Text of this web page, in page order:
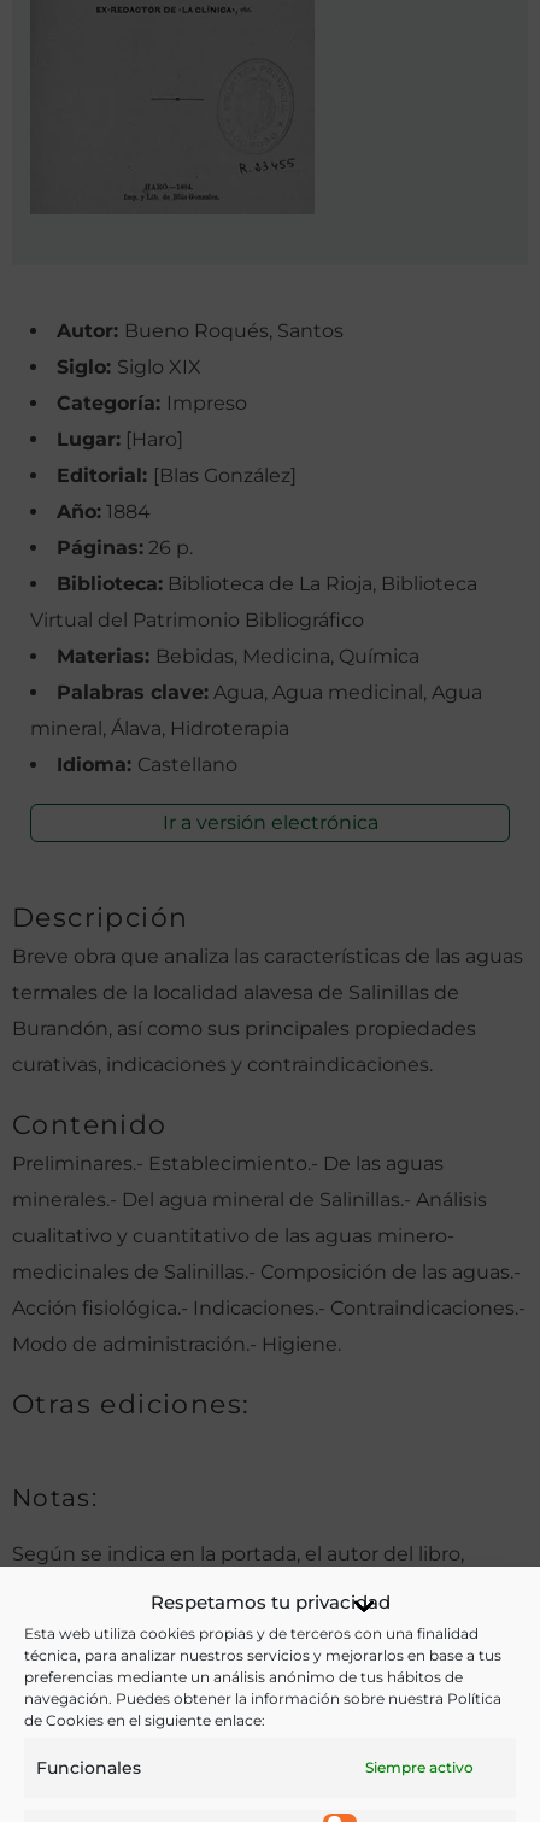
Respetamos tu privacidad
Esta web utiliza cookies propias y de terceros con una finalidad
técnica, para analizar nuestros servicios y mejorarlos en base a tus
preferencias mediante un análisis anónimo de tus hábitos de
navegación. Puedes obtener la información sobre nuestra Política
de Cookies en el siguiente enlace:
Funcionales Siempre activo
Autor: Bueno Roqués, Santos
Siglo: Siglo XIX
Categoría: Impreso
Lugar: [Haro]
Editorial: [Blas González]
Año: 1884
Páginas: 26 p.
Biblioteca: Biblioteca de La Rioja, Biblioteca
Virtual del Patrimonio Bibliográfico
Materias: Bebidas, Medicina, Química
Palabras clave: Agua, Agua medicinal, Agua
mineral, Álava, Hidroterapia
Idioma: Castellano
Ir a versión electrónica
Descripción
Breve obra que analiza las características de las aguas
termales de la localidad alavesa de Salinillas de
Burandón, así como sus principales propiedades
curativas, indicaciones y contraindicaciones.
Contenido
Preliminares.- Establecimiento.- De las aguas
minerales.- Del agua mineral de Salinillas.- Análisis
cualitativo y cuantitativo de las aguas minero-
medicinales de Salinillas.- Composición de las aguas.-
Acción fisiológica.- Indicaciones.- Contraindicaciones.-
Modo de administración.- Higiene.
Otras ediciones:
Notas:
Según se indica en la portada, el autor del libro,
Santos Bueno Roqués, era «licenciado en medicina y
ciujía (sic), especialista en enfermedades del
estómago, ex-ayudante de operaciones, ex-redactor
de ‘La clínica’, etc.».